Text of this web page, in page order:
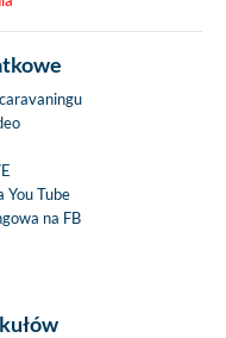
You Tube
na FB